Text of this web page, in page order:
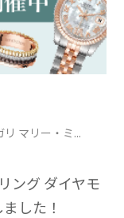
リ マリー・ミ...
ング ダイヤモ
した！